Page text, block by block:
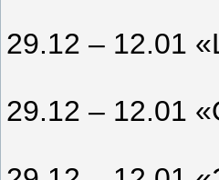
29.12 – 12.01
29.12 – 12.01